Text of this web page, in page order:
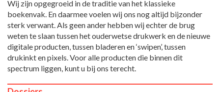
Wij zijn opgegroeid in de traditie van het klassieke
boekenvak. En daarmee voelen wij ons nog altijd bijzonder
sterk verwant. Als geen ander hebben wij echter de brug
weten te slaan tussen het ouderwetse drukwerk en de nieuwe
digitale producten, tussen bladeren en ‘swipen’, tussen
drukinkt en pixels. Voor alle producten die binnen dit
spectrum liggen, kunt u bij ons terecht.